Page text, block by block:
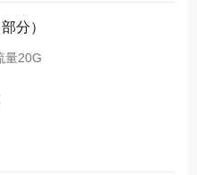
分）
量20G